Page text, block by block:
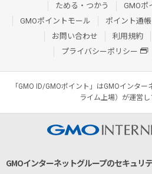
ためる・つかう
GMOポ
GMOポイントモール
ポイント通帳
お問い合わせ
利用規約
プライバシーポリシー
「GMO ID/GMOポイント」はGMOインタ
ライム上場）が運営し
GMOインターネットグループのセキュリ